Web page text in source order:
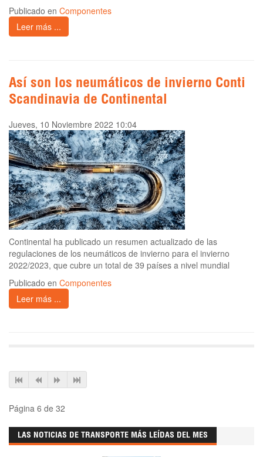
Publicado en Componentes
Leer más ...
Así son los neumáticos de invierno Conti
Scandinavia de Continental
Jueves, 10 Noviembre 2022 10:04
Continental ha publicado un resumen actualizado de las
regulaciones de los neumáticos de invierno para el invierno
2022/2023, que cubre un total de 39 países a nivel mundial
Publicado en Componentes
Leer más ...
Página 6 de 32
LAS NOTICIAS DE TRANSPORTE MÁS LEÍDAS DEL MES